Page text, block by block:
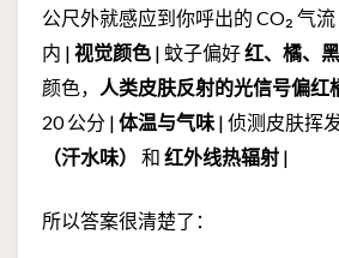
公尺外就感应到你呼出的 CO₂ 气
内 | 视觉颜色 | 蚊子偏好红、橘、
颜色， 人类皮肤反射的光信号偏红
20 公分 | 体温与气味 | 侦测皮肤挥
（汗水味）
和 红外线热辐射 |
所以答案很清楚了：